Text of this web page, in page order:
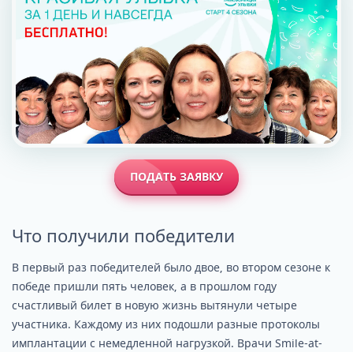
ПОДАТЬ ЗАЯВКУ
Что получили победители
В первый раз победителей было двое, во втором сезоне к
победе пришли пять человек, а в прошлом году
счастливый билет в новую жизнь вытянули четыре
участника. Каждому из них подошли разные протоколы
имплантации с немедленной нагрузкой. Врачи Smile-at-